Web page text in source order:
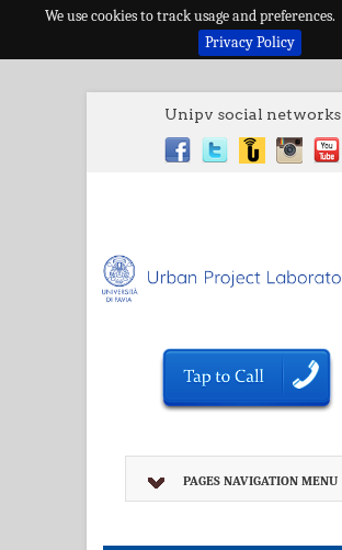
We use cookies to track usage and preferences.
Privacy Policy
Unipv social networks
PAGES NAVIGATION MENU